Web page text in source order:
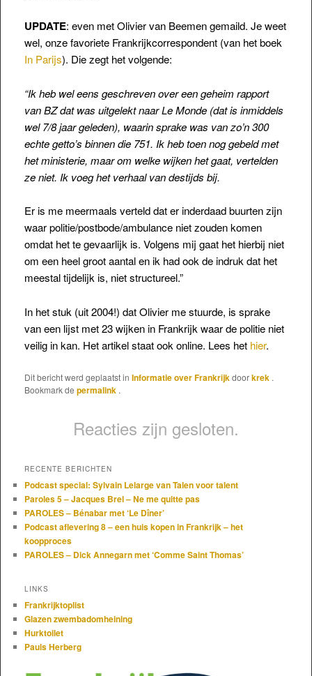
UPDATE: even met Olivier van Beemen gemaild. Je weet
wel, onze favoriete Frankrijkcorrespondent (van het boek
In Parijs). Die zegt het volgende:
“Ik heb wel eens geschreven over een geheim rapport
van BZ dat was uitgelekt naar Le Monde (dat is inmiddels
wel 7/8 jaar geleden), waarin sprake was van zo’n 300
echte getto’s binnen die 751. Ik heb toen nog gebeld met
het ministerie, maar om welke wijken het gaat, vertelden
ze niet. Ik voeg het verhaal van destijds bij.
Er is me meermaals verteld dat er inderdaad buurten zijn
waar politie/postbode/ambulance niet zouden komen
omdat het te gevaarlijk is. Volgens mij gaat het hierbij niet
om een heel groot aantal en ik had ook de indruk dat het
meestal tijdelijk is, niet structureel.”
In het stuk (uit 2004!) dat Olivier me stuurde, is sprake
van een lijst met 23 wijken in Frankrijk waar de politie niet
veilig in kan. Het artikel staat ook online. Lees het hier.
Dit bericht werd geplaatst in Informatie over Frankrijkdoorkrek .
Bookmark de permalink .
Reacties zijn gesloten.
RECENTE BERICHTEN
Podcast special: Sylvain Lelarge van Talen voor talent
Paroles 5 – Jacques Brel – Ne me quitte pas
PAROLES – Bénabar met ‘Le Dîner’
Podcast aflevering 8 – een huis kopen in Frankrijk – het
koopproces
PAROLES – Dick Annegarn met ‘Comme Saint Thomas’
LINKS
Frankrijktoplist
Glazen zwembadomheining
Hurktoilet
Pauls Herberg